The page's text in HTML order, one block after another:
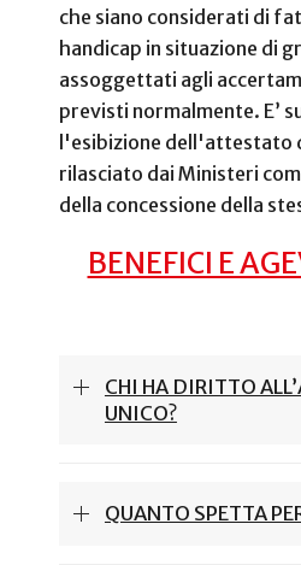
che siano considerati di
handicap in situazione di
assoggettati agli
previsti normalmente. E’
l'esibizione dell'attestato
rilasciato dai Ministeri
della concessione della
BENEFICI E
CHI HA DIRITTO
UNICO?
QUANTO SPETTA